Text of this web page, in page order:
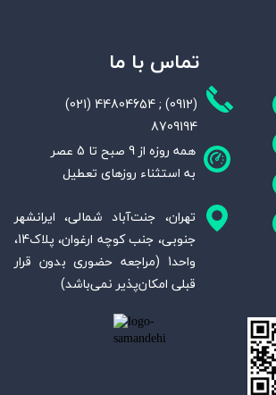
تماس با ما
(021) 44804654 ; (0912)
8709194
همه روزه از 9 صبح تا 5 عصر
به استثناء روزهای تعطیل
تهران، جنت‌آباد شمالی، ایرانشهر
جنوبی، جنب کوچه ارغوان، پلاک14،
واحد1 (مراجعه حضوری بدون قرار
قبلی امکان‌پذیر نمی‌باشد)